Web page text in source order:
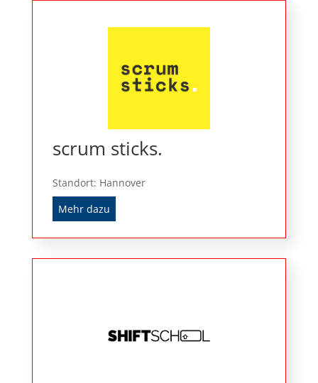
scrum sticks.
Standort: Hannover
Mehr dazu